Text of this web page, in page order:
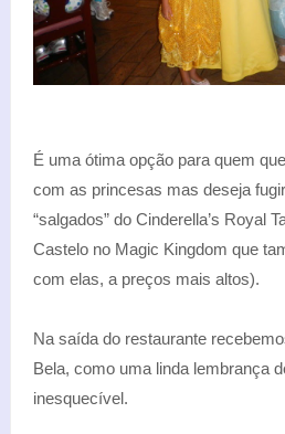
É uma ótima opção para quem
com as princesas mas deseja
“salgados” do Cinderella’s Royal
Castelo no Magic Kingdom que
com elas, a preços mais altos).
Na saída do restaurante
Bela, como uma linda lembrança
inesquecível.